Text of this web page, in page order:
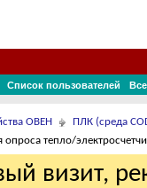
Список пользователей
ОВЕН
ПЛК (среда
тепло/
визит,